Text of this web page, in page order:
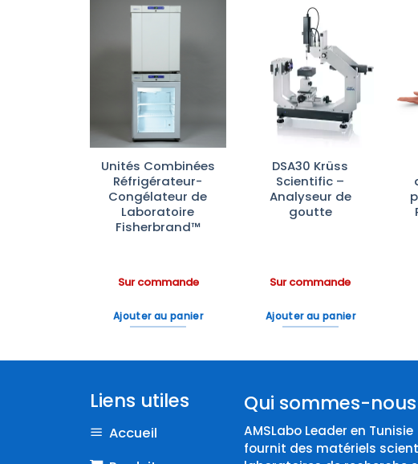
Ajouter
à la liste
Unités Combinées
Réfrigérateur-
Congélateur de
Laboratoire
Fisherbrand™
Sur commande
Ajouter au panier
Ajouter
à la liste
d’envies
DSA30 Krüss
Scientific –
Analyseur de
goutte
Sur commande
Ajouter au panier
Liens utiles
Accueil
Qui sommes-
AMSLabo Leader en Tunisie
fournit des matériels